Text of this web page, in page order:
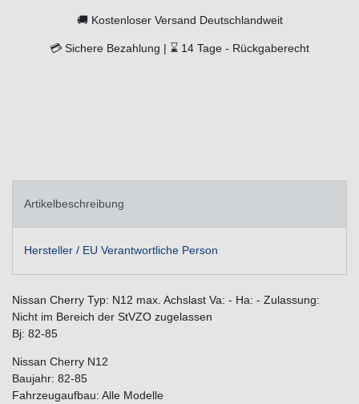
🚚 Kostenloser Versand Deutschlandweit
💳 Sichere Bezahlung | ⌛ 14 Tage - Rückgaberecht
Artikelbeschreibung
Hersteller / EU Verantwortliche Person
Nissan Cherry Typ: N12 max. Achslast Va: - Ha: - Zulassung:
Nicht im Bereich der StVZO zugelassen
Bj: 82-85
Nissan Cherry N12
Baujahr: 82-85
Fahrzeugaufbau: Alle Modelle